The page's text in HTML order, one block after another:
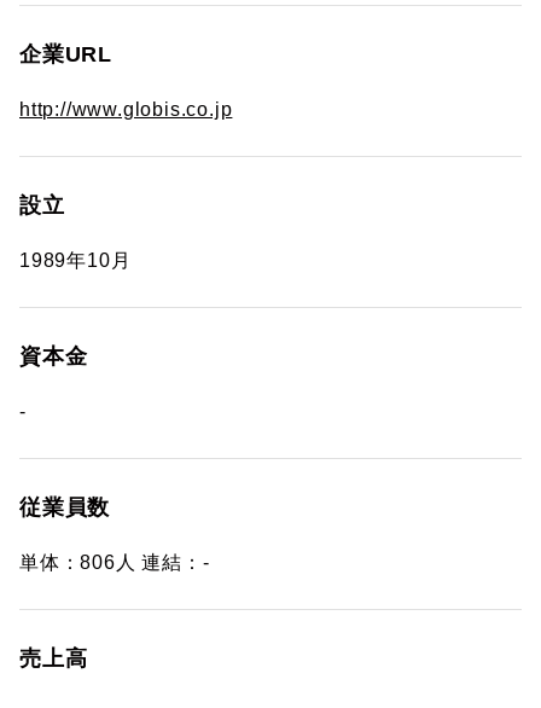
企業URL
http://www.globis.co.jp
設立
1989年10月
資本金
-
従業員数
単体：806人 連結：-
売上高